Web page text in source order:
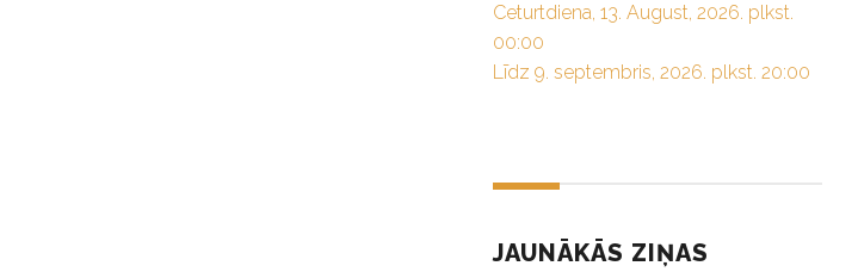
Ceturtdiena, 13. August, 2026. plkst.
00:00
Līdz 9. septembris, 2026. plkst. 20:00
JAUNĀKĀS ZIŅAS